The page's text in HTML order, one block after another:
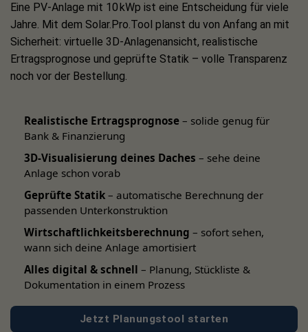
Einphasiger Mikrowechselrichter: Growatt NEO 800M-X
DerGrowatt NEO 800M-Xist ein einphasiger
Mikrowechselrichter, der sich optimal für die Integration in
Balkonkraftwerke oder auch kleinere Solaranlagen eignet.
Inverter auf ein verlässliches Leistungsniveau und einen
maximalen Wirkungsgrad von 97,3 Prozent.
Bifaziale Full Black Solarmodule: Ja Solar oder
Ihr Set – Ihre Entscheidung: Sie haben die Wahl zwischen
zwei leistungsstarken JA Solar oder auch Jolywood
Solarpanels . Unabhängig von der finalen Auswahl erhalten
Sie zwei bifaziale Full Black Module, die dank smarter
Technik für eine maximale Energieausbeute sorgen.
JA Solar JAM54D41 LB 455W Full Black – Bifaziale
Eine PV-Anlage mit 10 kWp ist eine Entscheidung für viele
Jahre. Mit dem Solar.Pro.Tool planst du von Anfang an mit
Sicherheit: virtuelle 3D-Anlagenansicht, realistische
Ertragsprognose und geprüfte Statik – volle Transparenz
noch vor der Bestellung.
Realistische Ertragsprognose – solide genug für
Bank & Finanzierung
3D-Visualisierung deines Daches – sehe deine
Anlage schon vorab
Geprüfte Statik – automatische Berechnung der
passenden Unterkonstruktion
Wirtschaftlichkeitsberechnung – sofort sehen,
wann sich deine Anlage amortisiert
Alles digital & schnell – Planung, Stückliste &
Dokumentation in einem Prozess
Jetzt Planungstool starten